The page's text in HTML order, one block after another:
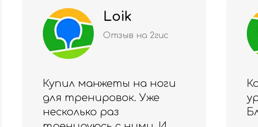
Даяна
Шмитке
Качество на высшем
уровне 🏆
Благодарю за куртку 💕